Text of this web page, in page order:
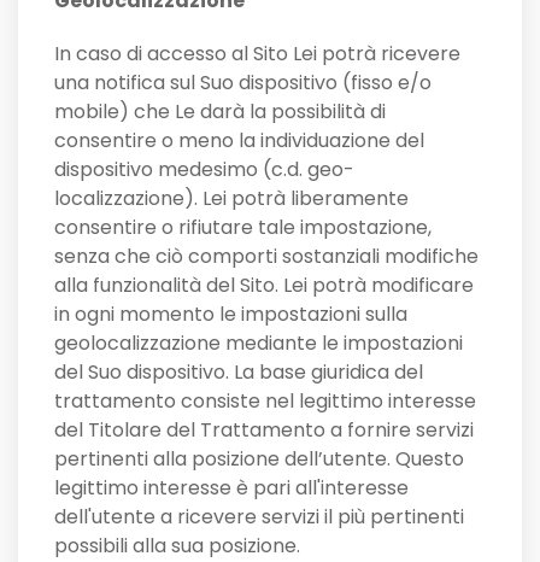
In caso di accesso al Sito Lei potrà ricevere
una notifica sul Suo dispositivo (fisso e/o
mobile) che Le darà la possibilità di
consentire o meno la individuazione del
dispositivo medesimo (c.d. geo-
localizzazione). Lei potrà liberamente
consentire o rifiutare tale impostazione,
senza che ciò comporti sostanziali modifiche
alla funzionalità del Sito. Lei potrà modificare
in ogni momento le impostazioni sulla
geolocalizzazione mediante le impostazioni
del Suo dispositivo. La base giuridica del
trattamento consiste nel legittimo interesse
del Titolare del Trattamento a fornire servizi
pertinenti alla posizione dell’utente. Questo
legittimo interesse è pari all'interesse
dell'utente a ricevere servizi il più pertinenti
possibili alla sua posizione.